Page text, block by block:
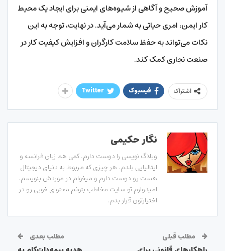
آموزش صحیح و آگاهی از شیوه‌های ایمنی برای ایجاد یک محیط
کار ایمن، امری حیاتی به شمار می‌آید. در نهایت، توجه به این
نکات می‌تواند به حفظ سلامت کارگران و افزایش کیفیت کار در
صنعت نجاری کمک کند.
اشتراک فیسبوک Twitter
نگار حکیمی
وبلاگ نویسی را دوست دارم. کمی هم زبان فرانسه و
ایتالیایی بلدم. هر چیزی که مربوط به دنیای دیجیتال
هست رو دوست دارم و میخوام در موردش بنویسم.
امیدوارم تو سایت مخاطب بتونم محتوای خوبی رو در
اختیارتون قرار بدم.
مطلب قبلی مطلب بعدی